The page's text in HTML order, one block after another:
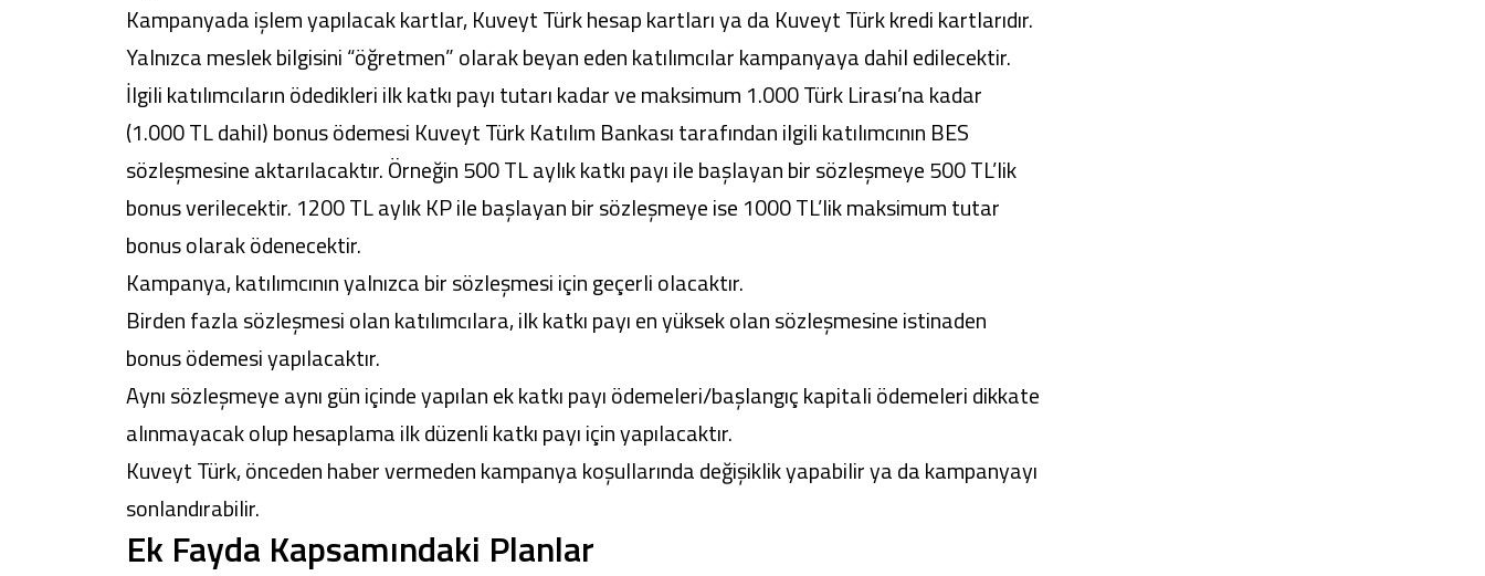
Kampanyada işlem yapılacak kartlar, Kuveyt Türk hesap kartları ya da Kuveyt Türk kredi kartlarıdır.
Yalnızca meslek bilgisini “öğretmen” olarak beyan eden katılımcılar kampanyaya dahil edilecektir.
İlgili katılımcıların ödedikleri ilk katkı payı tutarı kadar ve maksimum 1.000 Türk Lirası’na kadar
(1.000 TL dahil) bonus ödemesi Kuveyt Türk Katılım Bankası tarafından ilgili katılımcının BES
sözleşmesine aktarılacaktır. Örneğin 500 TL aylık katkı payı ile başlayan bir sözleşmeye 500 TL’lik
bonus verilecektir. 1200 TL aylık KP ile başlayan bir sözleşmeye ise 1000 TL’lik maksimum tutar
bonus olarak ödenecektir.
Kampanya, katılımcının yalnızca bir sözleşmesi için geçerli olacaktır.
Birden fazla sözleşmesi olan katılımcılara, ilk katkı payı en yüksek olan sözleşmesine istinaden
bonus ödemesi yapılacaktır.
Aynı sözleşmeye aynı gün içinde yapılan ek katkı payı ödemeleri/başlangıç kapitali ödemeleri dikkate
alınmayacak olup hesaplama ilk düzenli katkı payı için yapılacaktır.
Kuveyt Türk, önceden haber vermeden kampanya koşullarında değişiklik yapabilir ya da kampanyayı
sonlandırabilir.
Ek Fayda Kapsamındaki Planlar